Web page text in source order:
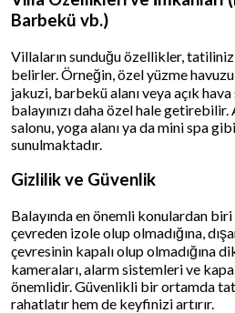
Barbekü vb.)
Villaların sunduğu özellikler,
belirler. Örneğin, özel yüzme
jakuzi, barbekü alanı veya açık
balayınızı daha özel hale
salonu, yoga alanı ya da mini spa
sunulmaktadır.
Gizlilik ve Güvenlik
Balayında en önemli konulardan
çevreden izole olup olmadığına,
çevresinin kapalı olup olmadığına
kameraları, alarm sistemleri ve
önemlidir. Güvenlikli bir ortamda
rahatlatır hem de keyfinizi artırır.